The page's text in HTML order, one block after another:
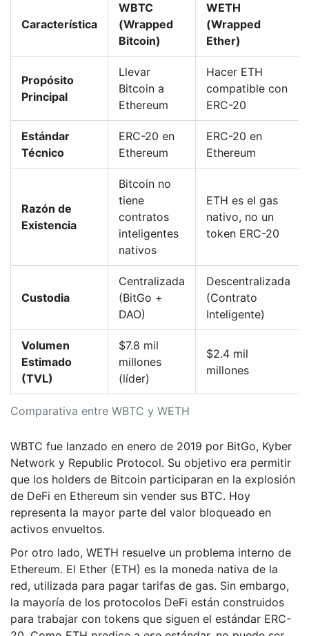
Comparativa entre WBTC y WETH
Característica
WBTC
(Wrapped
Bitcoin)
WETH
(Wrapped
Ether)
Propósito
Principal
Llevar
Bitcoin a
Ethereum
Hacer ETH
compatible con
ERC-20
Estándar
Técnico
ERC-20 en
Ethereum
ERC-20 en
Ethereum
Razón de
Existencia
Bitcoin no
tiene
contratos
inteligentes
nativos
ETH es el gas
nativo, no un
token ERC-20
Custodia
Centralizada
(BitGo +
DAO)
Descentralizada
(Contrato
Inteligente)
Volumen
Estimado
(TVL)
$7.8 mil
millones
(líder)
$2.4 mil
millones
WBTC fue lanzado en enero de 2019 por BitGo, Kyber
Network y Republic Protocol. Su objetivo era permitir
que los holders de Bitcoin participaran en la explosión
de DeFi en Ethereum sin vender sus BTC. Hoy
representa la mayor parte del valor bloqueado en
activos envueltos.
Por otro lado, WETH resuelve un problema interno de
Ethereum. El Ether (ETH) es la moneda nativa de la
red, utilizada para pagar tarifas de gas. Sin embargo,
la mayoría de los protocolos DeFi están construidos
para trabajar con tokens que siguen el estándar ERC-